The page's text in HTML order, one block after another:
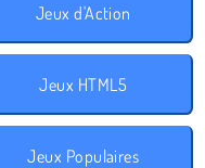
Jeux d'Action
Jeux HTML5
Jeux Populaires